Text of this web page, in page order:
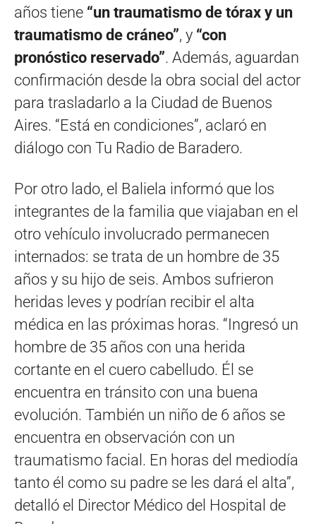
años tiene “un traumatismo de tórax y un
traumatismo de cráneo”, y “con
pronóstico reservado”. Además, aguardan
confirmación desde la obra social del actor
para trasladarlo a la Ciudad de Buenos
Aires. “Está en condiciones”, aclaró en
diálogo con Tu Radio de Baradero.
Por otro lado, el Baliela informó que los
integrantes de la familia que viajaban en el
otro vehículo involucrado permanecen
internados: se trata de un hombre de 35
años y su hijo de seis. Ambos sufrieron
heridas leves y podrían recibir el alta
médica en las próximas horas. “Ingresó un
hombre de 35 años con una herida
cortante en el cuero cabelludo. Él se
encuentra en tránsito con una buena
evolución. También un niño de 6 años se
encuentra en observación con un
traumatismo facial. En horas del mediodía
tanto él como su padre se les dará el alta”,
detalló el Director Médico del Hospital de